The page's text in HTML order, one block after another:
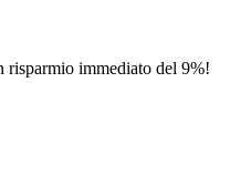
risparmio immediato del 9%!